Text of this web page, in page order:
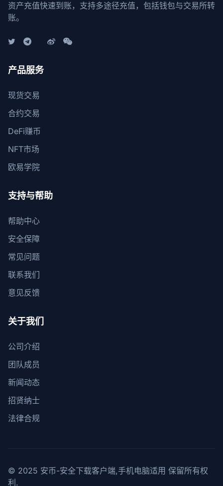
资产充值快速到账，支持多途径充值，包括钱包与交易所转
账。
产品服务
现货交易
合约交易
DeFi赚币
NFT市场
欧易学院
支持与帮助
帮助中心
安全保障
常见问题
联系我们
意见反馈
关于我们
公司介绍
团队成员
新闻动态
招贤纳士
法律合规
© 2025 安币-安全下载客户端,手机电脑适用 保留所有权
利.